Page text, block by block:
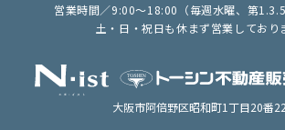
営業時間／9:00〜18:00（毎週水曜、第1.3.5
土・日・祝日も休まず営業しており
大阪市阿倍野区昭和町1丁目20番